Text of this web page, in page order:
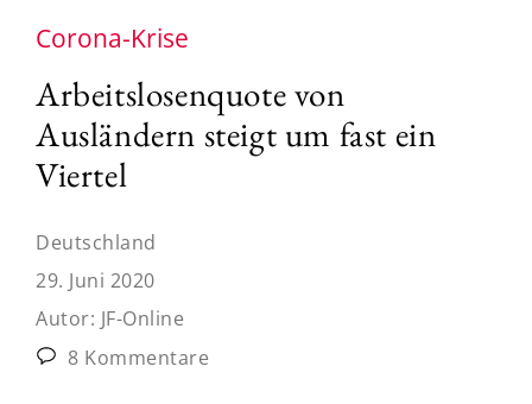
Corona-Krise
Arbeitslosenquote von
Ausländern steigt um fast ein
Viertel
Deutschland
29. Juni 2020
Autor: JF-Online
8 Kommentare